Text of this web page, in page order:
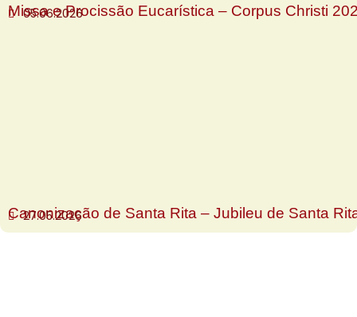
Missa e Procissão Eucarística – Corpus Christi
05.06.2026
Canonização de Santa Rita – Jubileu de Santa
27.05.2026